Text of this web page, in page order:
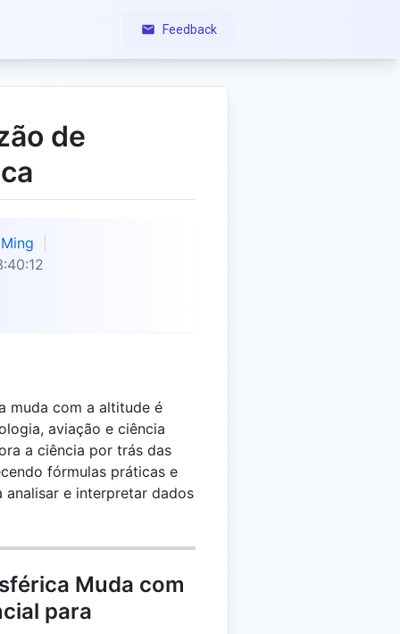
Feedback
de
Ming
muda com a altitude é
aviação e ciência
a ciência por trás das
fórmulas práticas e
e interpretar dados
Muda com
para